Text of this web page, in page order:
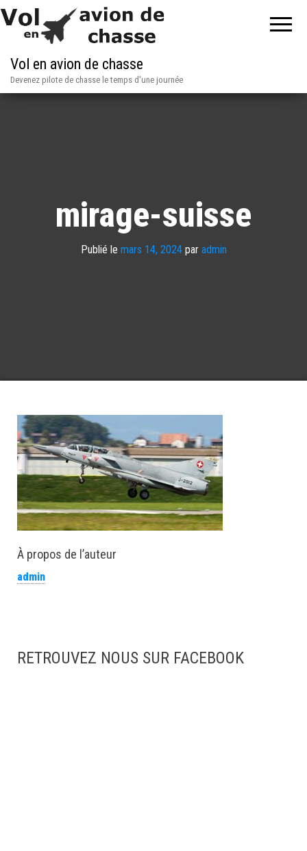
Vol en avion de chasse
Devenez pilote de chasse le temps d'une journée
mirage-suisse
Publié le mars 14, 2024par admin
À propos de l’auteur
admin
RETROUVEZ NOUS SUR FACEBOOK